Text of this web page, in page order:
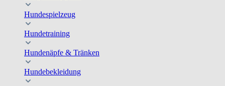
Hundespielzeug
Hundetraining
Hundenäpfe & Tränken
Hundebekleidung